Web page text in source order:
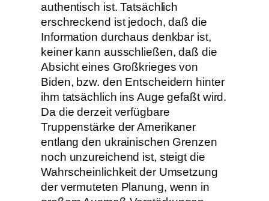
authentisch ist. Tatsächlich
erschreckend ist jedoch, daß die
Information durchaus denkbar ist,
keiner kann ausschließen, daß die
Absicht eines Großkrieges von
Biden, bzw. den Entscheidern hinter
ihm tatsächlich ins Auge gefaßt wird.
Da die derzeit verfügbare
Truppenstärke der Amerikaner
entlang den ukrainischen Grenzen
noch unzureichend ist, steigt die
Wahrscheinlichkeit der Umsetzung
der vermuteten Planung, wenn in